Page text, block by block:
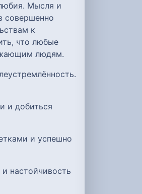
Мысля и
совершенно
к
что любые
людям.
и добиться
и успешно
настойчивость